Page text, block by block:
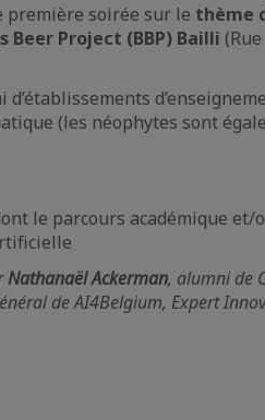
première soirée sur le thème
Beer Project (BBP) Bailli
(les néophytes sont
le parcours académique
Nathanaël Ackerman, alumni de
de AI4Belgium, Expert